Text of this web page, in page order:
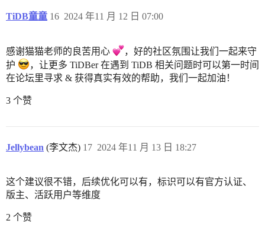
TiDB童童 2024 年11 月 12 日 07:00
16
感谢猫猫老师的良苦用心
，好的社区氛围让我们一起来守
护
，让更多 TiDBer 在遇到 TiDB 相关问题时可以第一时间
在论坛里寻求 & 获得真实有效的帮助，我们一起加油！
3 个赞
Jellybean (李文杰) 2024 年11 月 13 日 18:27
17
这个建议很不错，后续优化可以有，标识可以有官方认证、
版主、活跃用户等维度
2 个赞